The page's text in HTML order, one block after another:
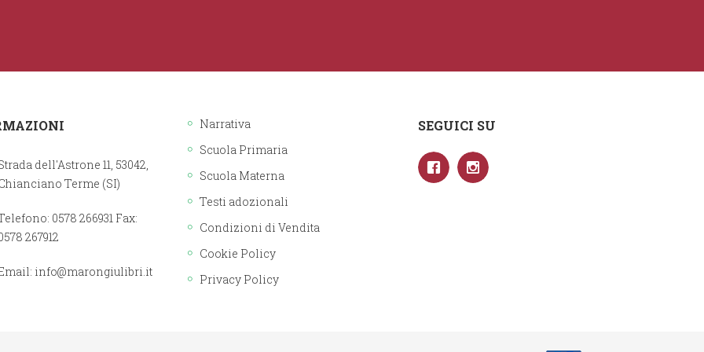
dell'Astrone 11, 53042,
Terme (SI)
0578 266931 Fax:
267912
info@marongiulibri.it
Narrativa
Scuola Primaria
Scuola Materna
Testi adozionali
Condizioni di Vendita
Cookie Policy
Privacy Policy
SEGUICI SU